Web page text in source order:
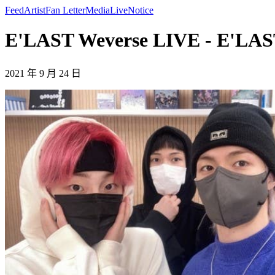
FeedArtistFan LetterMediaLiveNotice
E'LAST Weverse LIVE -
2021 年 9 月 24 日